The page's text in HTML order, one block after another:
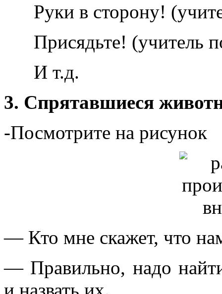
Руки в сторону!
Присядьте! (учитель
И т.д.
3. Спрятавшиеся
-Посмотрите на рисунок
— Кто мне скажет, что
— Правильно, надо
и назвать их.